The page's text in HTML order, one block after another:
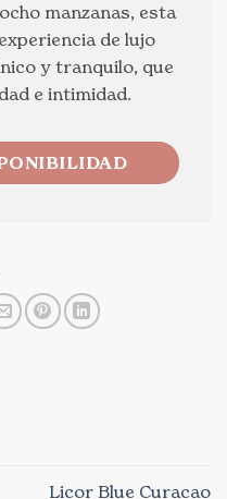
manzanas, esta
de lujo
y tranquilo, que
e intimidad.
Licor Blue Curacao